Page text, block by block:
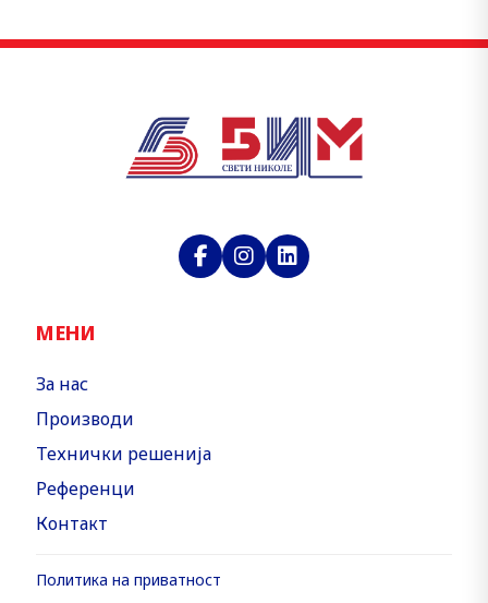
МЕНИ
За нас
Производи
Технички решенија
Референци
Контакт
Политика на приватност